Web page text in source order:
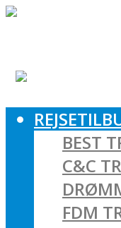
BEST
C&C
FDM